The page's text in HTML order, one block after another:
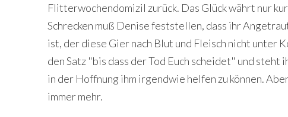
Flitterwochendomizil zurück. Das Glück währt nur
Schrecken muß Denise feststellen, dass ihr
ist, der diese Gier nach Blut und Fleisch nicht unter
den Satz "bis dass der Tod Euch scheidet" und steht
in der Hoffnung ihm irgendwie helfen zu können.
immer mehr.